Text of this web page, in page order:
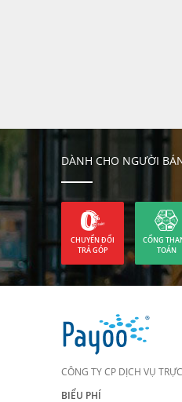
DÀNH CHO NGƯỜI
CHUYỂN ĐỔI
TRẢ GÓP
CỔNG
TOÁN
CÔNG TY CP DỊCH VỤ
BIỂU PHÍ